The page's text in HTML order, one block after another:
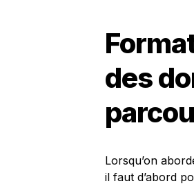
des
Lorsqu’on
il faut d’abord